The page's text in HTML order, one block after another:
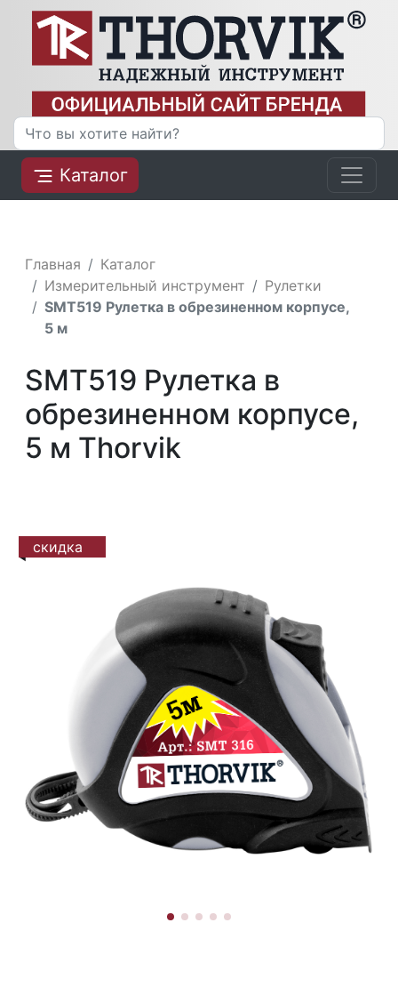
Каталог
Главная
Каталог
Измерительный инструмент
Рулетки
SMT519 Рулетка в обрезиненном корпусе,
5 м
SMT519 Рулетка в
обрезиненном корпусе,
5 м Thorvik
скидка